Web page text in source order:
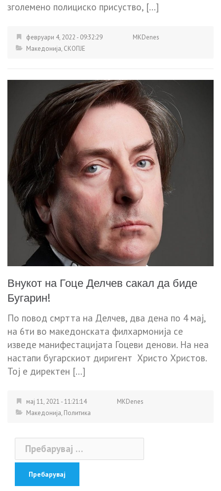
зголемено полициско присуство, […]
февруари 4, 2022 - 09:32:29
MKDenes
Македонија, СКОПЈЕ
Внукот на Гоце Делчев сакал да биде
Бугарин!
По повод смртта на Делчев, два дена по 4 мај,
на 6ти во македонската филхармонија се
изведе манифестацијата Гоцеви денови. На неа
настапи бугарскиот диригент Христо Христов.
Тој е директен […]
мај 11, 2021 - 11:21:14
MKDenes
Македонија, Политика
Пребарувај
за: